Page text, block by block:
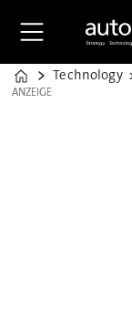
Home
Technology
ANZEIGE
ANZEIGE